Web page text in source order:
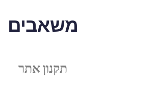
משאבים
תקנון אתר